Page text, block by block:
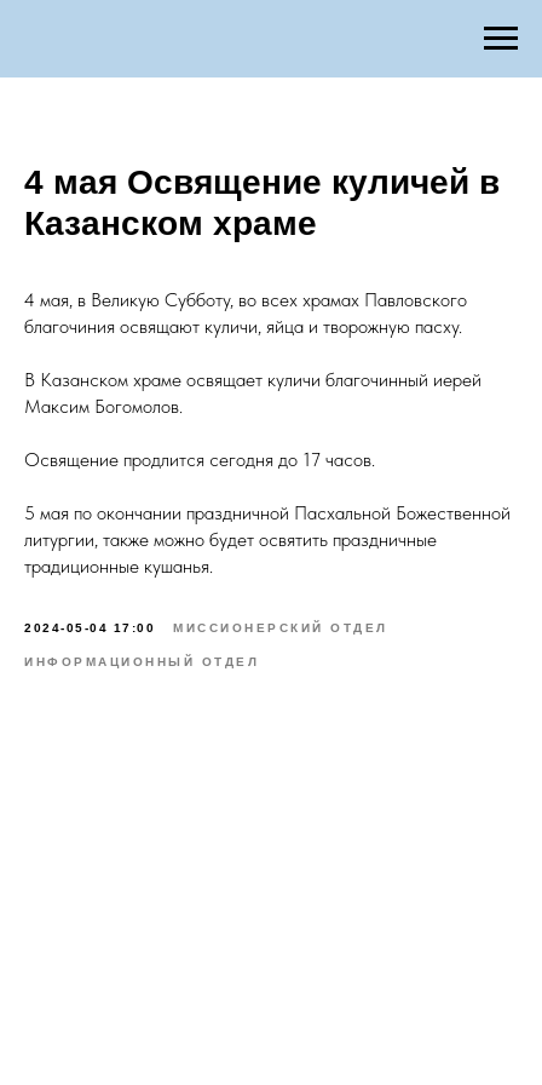
4 мая Освящение куличей в
Казанском храме
4 мая, в Великую Субботу, во всех храмах Павловского
благочиния освящают куличи, яйца и творожную пасху.
В Казанском храме освящает куличи благочинный иерей
Максим Богомолов.
Освящение продлится сегодня до 17 часов.
5 мая по окончании праздничной Пасхальной Божественной
литургии, также можно будет освятить праздничные
традиционные кушанья.
2024-05-04 17:00 МИССИОНЕРСКИЙ ОТДЕЛ
ИНФОРМАЦИОННЫЙ ОТДЕЛ